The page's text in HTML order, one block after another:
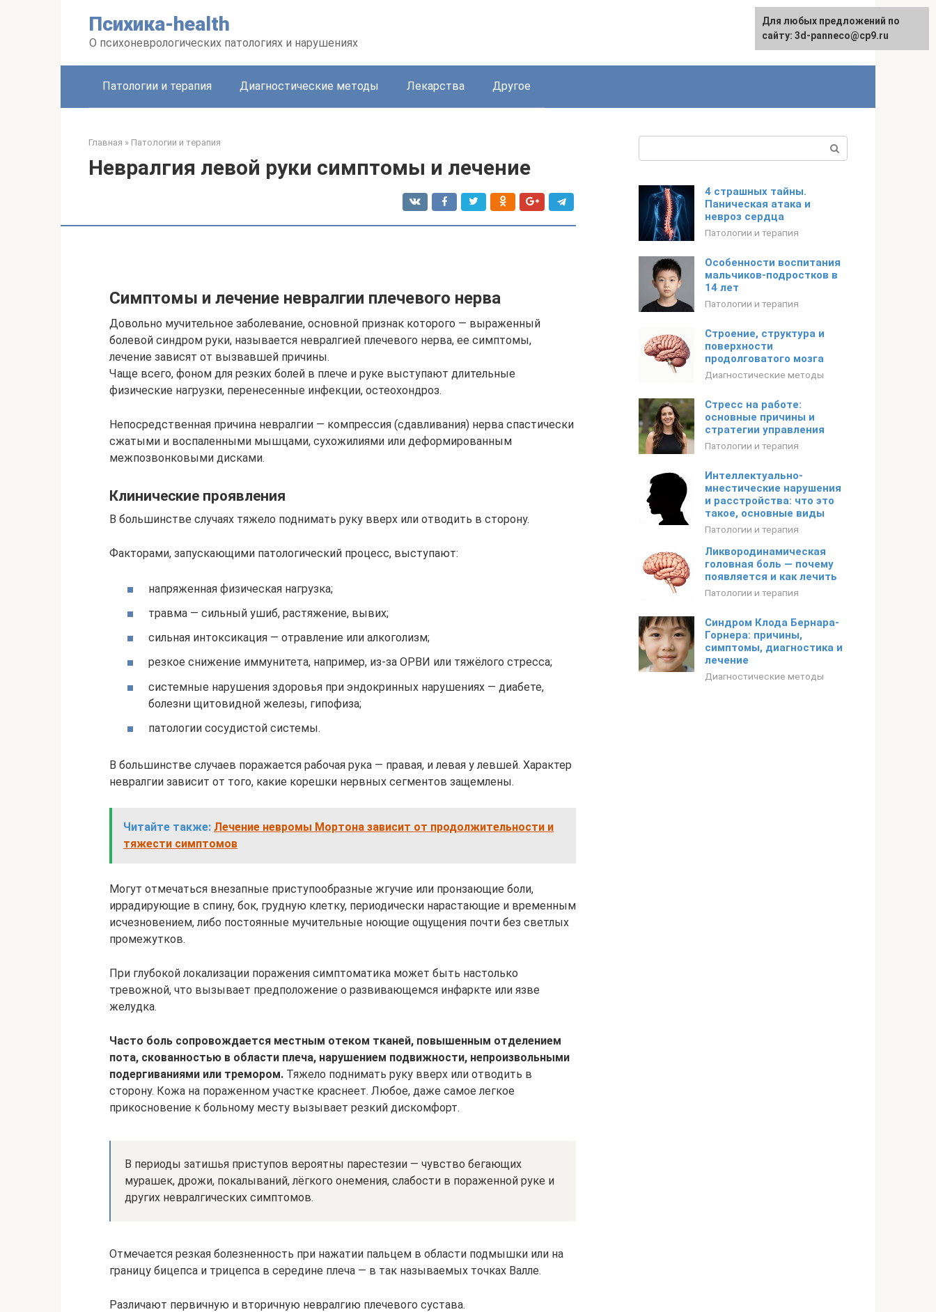
Психика-health
О психоневрологических патологиях и нарушениях
Патологии и терапия Диагностические методы Лекарства Другое
Главная » Патологии и терапия
Невралгия левой руки симптомы и лечение
Симптомы и лечение невралгии плечевого нерва
Довольно мучительное заболевание, основной признак которого — выраженный
болевой синдром руки, называется невралгией плечевого нерва, ее симптомы,
лечение зависят от вызвавшей причины.
Чаще всего, фоном для резких болей в плече и руке выступают длительные
физические нагрузки, перенесенные инфекции, остеохондроз.
Непосредственная причина невралгии — компрессия (сдавливания) нерва спастически
сжатыми и воспаленными мышцами, сухожилиями или деформированным
межпозвонковыми дисками.
Клинические проявления
В большинстве случаях тяжело поднимать руку вверх или отводить в сторону.
Факторами, запускающими патологический процесс, выступают:
напряженная физическая нагрузка;
травма — сильный ушиб, растяжение, вывих;
сильная интоксикация — отравление или алкоголизм;
резкое снижение иммунитета, например, из-за ОРВИ или тяжёлого стресса;
системные нарушения здоровья при эндокринных нарушениях — диабете,
болезни щитовидной железы, гипофиза;
патологии сосудистой системы.
В большинстве случаев поражается рабочая рука — правая, и левая у левшей. Характер
невралгии зависит от того, какие корешки нервных сегментов защемлены.
Читайте также: Лечение невромы Мортона зависит от продолжительности и
тяжести симптомов
Могут отмечаться внезапные приступообразные жгучие или пронзающие боли,
иррадирующие в спину, бок, грудную клетку, периодически нарастающие и временным
исчезновением, либо постоянные мучительные ноющие ощущения почти без светлых
промежутков.
При глубокой локализации поражения симптоматика может быть настолько
тревожной, что вызывает предположение о развивающемся инфаркте или язве
желудка.
Часто боль сопровождается местным отеком тканей, повышенным отделением
пота, скованностью в области плеча, нарушением подвижности, непроизвольными
подергиваниями или тремором. Тяжело поднимать руку вверх или отводить в
сторону. Кожа на пораженном участке краснеет. Любое, даже самое легкое
прикосновение к больному месту вызывает резкий дискомфорт.
В периоды затишья приступов вероятны парестезии — чувство бегающих
мурашек, дрожи, покалываний, лёгкого онемения, слабости в пораженной руке и
других невралгических симптомов.
Отмечается резкая болезненность при нажатии пальцем в области подмышки или на
границу бицепса и трицепса в середине плеча — в так называемых точках Валле.
Различают первичную и вторичную невралгию плечевого сустава.
4 страшных тайны.
Паническая атака и
невроз сердца
Патологии и терапия
Особенности воспитания
мальчиков-подростков в
14 лет
Патологии и терапия
Строение, структура и
поверхности
продолговатого мозга
Диагностические методы
Стресс на работе:
основные причины и
стратегии управления
Патологии и терапия
Интеллектуально-
мнестические нарушения
и расстройства: что это
такое, основные виды
Патологии и терапия
Ликвородинамическая
головная боль — почему
появляется и как лечить
Патологии и терапия
Синдром Клода Бернара-
Горнера: причины,
симптомы, диагностика и
лечение
Диагностические методы
Для любых предложений по
сайту: 3d-panneco@cp9.ru